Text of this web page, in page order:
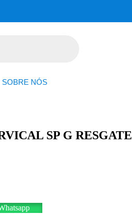
SOBRE NÓS
SP G RESGATE